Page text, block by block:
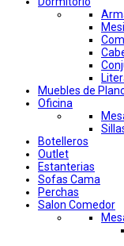
Muebles de
Oficina
Botelleros
Outlet
Estanterias
Sofas Cama
Perchas
Salon Comedor